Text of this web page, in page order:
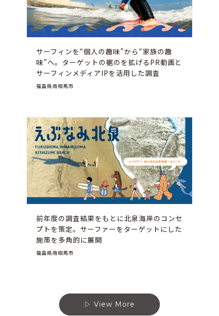
サーフィンを“個人の趣味”から“家族の趣
味”へ。ターゲットの裾のを拡げるPR動画と
サーフィンメディアIPを活用した調査
福島県南相馬市
前年度の調査結果をもとに北泉海岸のコンセ
プトを策定。サーファーをターゲットにした
施策を多角的に展開
福島県南相馬市
View More